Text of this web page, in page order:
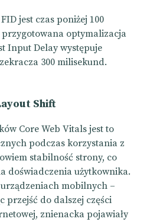
jest czas poniżej 100
optymalizacja
Input Delay występuje
300 milisekund.
Shift
Core Web Vitals jest to
podczas korzystania z
stabilność strony, co
doświadczenia użytkownika.
mobilnych –
przejść do dalszej części
znienacka pojawiały